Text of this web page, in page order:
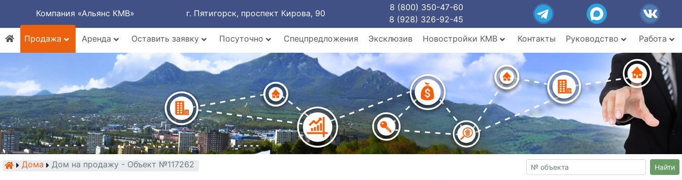
Компания «Альянс КМВ» г. Пятигорск, проспект Кирова, 90
8 (800) 350-47-60
8 (928) 326-92-45
Продажа
Аренда Оставить заявку Посуточно Спецпредложения Эксклюзив Новостройки КМВ Контакты Руководство Работа
Дома Дом на продажу - Объект №117262 Найти